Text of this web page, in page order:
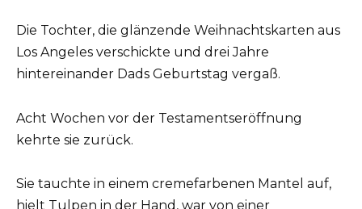
Die Tochter, die glänzende Weihnachtskarten aus
Los Angeles verschickte und drei Jahre
hintereinander Dads Geburtstag vergaß.
Acht Wochen vor der Testamentseröffnung
kehrte sie zurück.
Sie tauchte in einem cremefarbenen Mantel auf,
hielt Tulpen in der Hand, war von einer